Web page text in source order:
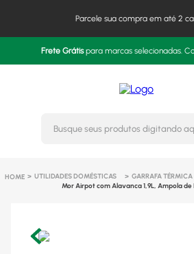
Parcele sua compra em até 2
Frete Grátispara marcas selecionadas.
Busque
UTILIDADES DOMÉSTICAS GARRAFA TÉRMICA
Mor Airpot com Alavanca 1,9L, Ampola de